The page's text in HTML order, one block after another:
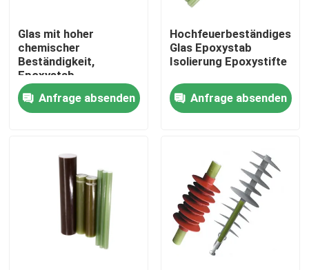
Werksbesichtigung
Qualitätskontrolle
Neuigkeiten
Bitte um ein Angebot
Glas mit hoher
chemischer
Beständigkeit,
Epoxystab,
Verstärkungsstangen
aus Glasfasern
Anfrage absenden
Hochfeuerbeständiges
Glas Epoxystab
Isolierung Epoxystifte
Anfrage absenden